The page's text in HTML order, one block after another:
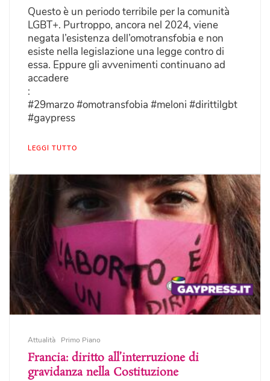
Questo è un periodo terribile per la comunità
LGBT+. Purtroppo, ancora nel 2024, viene
negata l’esistenza dell’omotransfobia e non
esiste nella legislazione una legge contro di
essa. Eppure gli avvenimenti continuano ad
accadere
:
#29marzo #omotransfobia #meloni #dirittilgbt
#gaypress
LEGGI TUTTO
Attualità Primo Piano
Francia: diritto all’interruzione di
gravidanza nella Costituzione